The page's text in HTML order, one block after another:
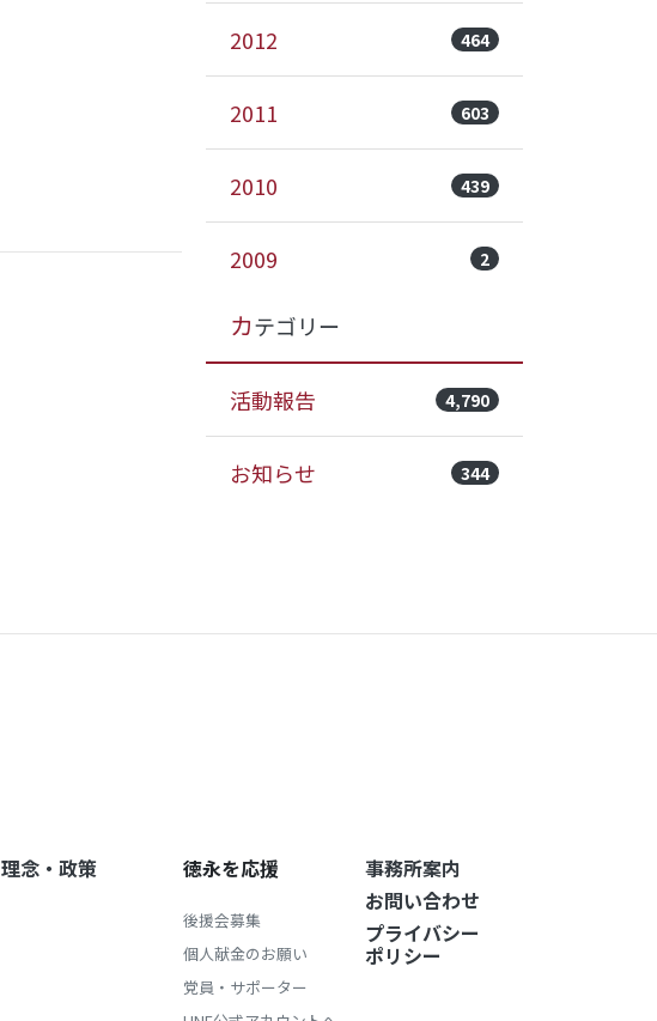
2012 464
2011 603
2010 439
2009 2
カテゴリー
活動報告 4,790
お知らせ 344
理念・政策 徳永を応援
後援会募集
個人献金のお願い
党員・サポーター
事務所案内
お問い合わせ
プライバシー
ポリシー